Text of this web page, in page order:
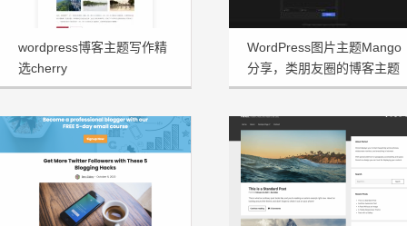
wordpress博客主题写作精
选cherry
WordPress图片主题Mango
分享，类朋友圈的博客主题